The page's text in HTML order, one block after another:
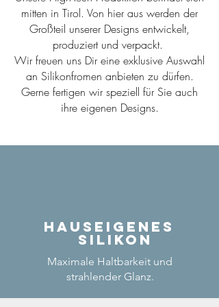
mitten in Tirol. Von hier aus werden der
Großteil unserer Designs entwickelt,
produziert und verpackt.
Wir freuen uns Dir eine exklusive Auswahl
an Silikonfromen anbieten zu dürfen.
Gerne fertigen wir speziell für Sie auch
ihre eigenen Designs.
Hauseigenes
Silikon
Maximale Haltbarkeit und
strahlender Glanz.